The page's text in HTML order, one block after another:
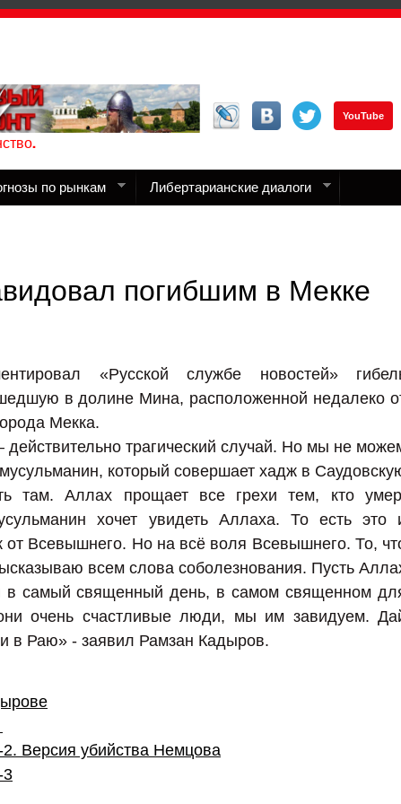
YouTube
по рынкам Либертарианские диалоги
погибшим в Мекке
«Русской службе новостей»
в долине Мина, расположенной недалеко
Мекка.
трагический случай. Но мы не
который совершает хадж в
там. Аллах прощает все грехи тем, кто
хочет увидеть Аллаха. То есть это
от Всевышнего. Но на всё воля Всевышнего. То,
всем слова соболезнования. Пусть
в самый священный день, в самом священном
очень счастливые люди, мы им завидуем.
в Раю» - заявил Рамзан Кадыров.
Версия убийства Немцова
3